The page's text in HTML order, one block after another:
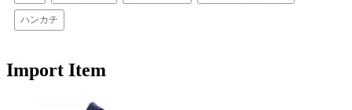
ハンカチ
Import Item